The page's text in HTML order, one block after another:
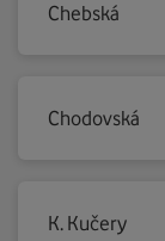
Chebská
Chodovská
K. Kučery